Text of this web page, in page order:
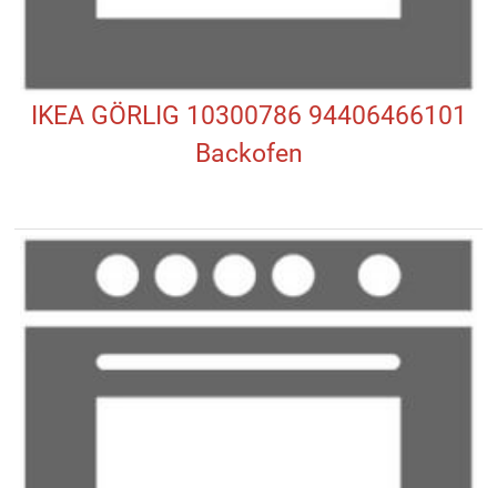
IKEA GÖRLIG 10300786 94406466101
Backofen